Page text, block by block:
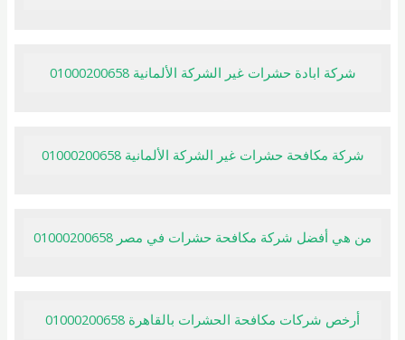
شركة ابادة حشرات غير الشركة الألمانية 01000200658
شركة مكافحة حشرات غير الشركة الألمانية 01000200658
من هي أفضل شركة مكافحة حشرات في مصر 01000200658
أرخص شركات مكافحة الحشرات بالقاهرة 01000200658